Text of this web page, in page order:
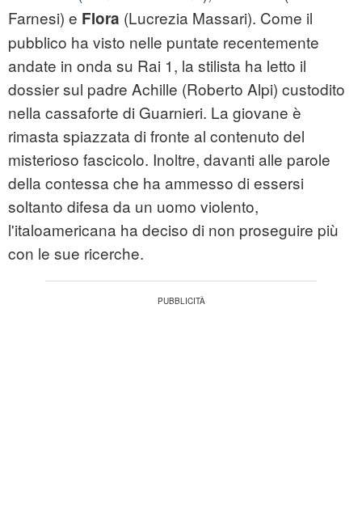
Farnesi) e Flora (Lucrezia Massari). Come il
pubblico ha visto nelle puntate recentemente
andate in onda su Rai 1, la stilista ha letto il
dossier sul padre Achille (Roberto Alpi) custodito
nella cassaforte di Guarnieri. La giovane è
rimasta spiazzata di fronte al contenuto del
misterioso fascicolo. Inoltre, davanti alle parole
della contessa che ha ammesso di essersi
soltanto difesa da un uomo violento,
l'italoamericana ha deciso di non proseguire più
con le sue ricerche.